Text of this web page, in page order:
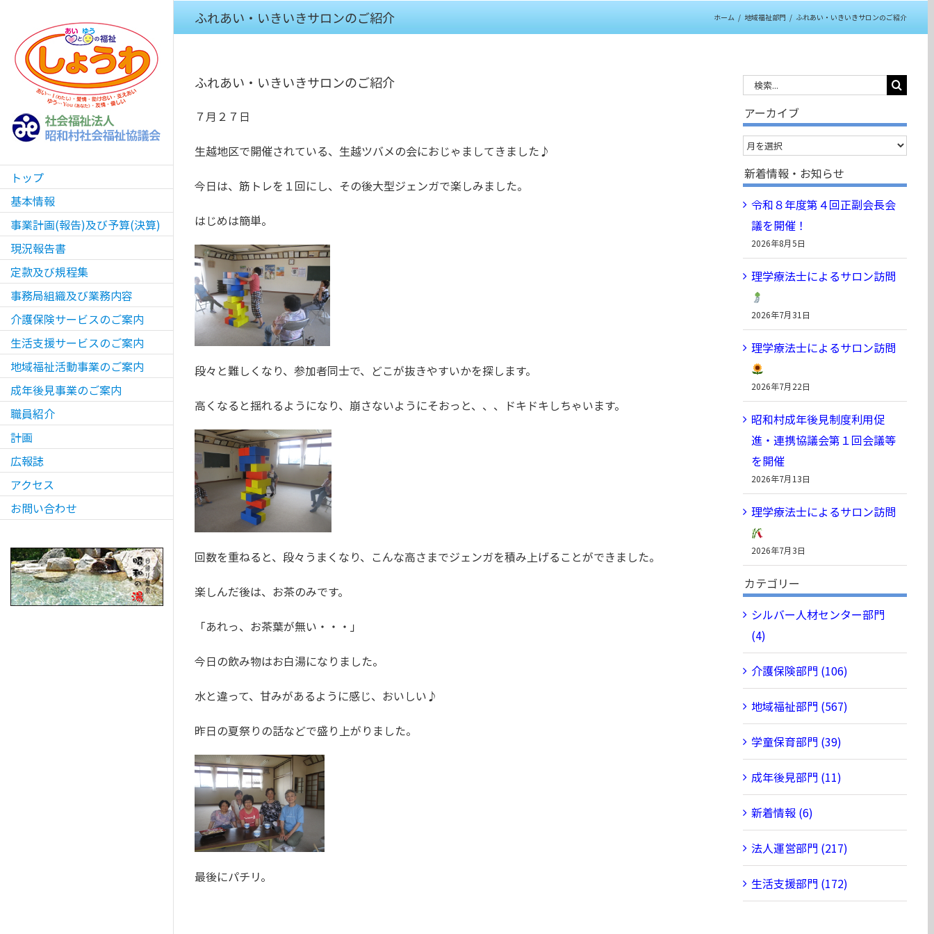
content
トップ
基本情報
事業計画(報告)及び予算(決算)
現況報告書
定款及び規程集
事務局組織及び業務内容
介護保険サービスのご案内
生活支援サービスのご案内
地域福祉活動事業のご案内
成年後見事業のご案内
職員紹介
計画
広報誌
アクセス
お問い合わせ
ふれあい・いきいきサロンのご紹介 ホーム / 地域福祉部門 / ふれあい・いきいきサロンのご紹介
ふれあい・いきいきサロンのご紹介
７月２７日
生越地区で開催されている、生越ツバメの会におじゃましてきました♪
今日は、筋トレを１回にし、その後大型ジェンガで楽しみました。
はじめは簡単。
段々と難しくなり、参加者同士で、どこが抜きやすいかを探します。
高くなると揺れるようになり、崩さないようにそおっと、、、ドキドキしちゃいます。
回数を重ねると、段々うまくなり、こんな高さまでジェンガを積み上げることができました。
楽しんだ後は、お茶のみです。
「あれっ、お茶葉が無い・・・」
今日の飲み物はお白湯になりました。
水と違って、甘みがあるように感じ、おいしい♪
昨日の夏祭りの話などで盛り上がりました。
最後にパチリ。
…
アーカイブ
ア
ー
カ
イ
ブ
新着情報・お知らせ
令和８年度第４回正副会長会
議を開催！
2026年8月5日
理学療法士によるサロン訪問
2026年7月31日
理学療法士によるサロン訪問
2026年7月22日
昭和村成年後見制度利用促
進・連携協議会第１回会議等
を開催
2026年7月13日
理学療法士によるサロン訪問
2026年7月3日
カテゴリー
シルバー人材センター部門
(4)
介護保険部門 (106)
地域福祉部門 (567)
学童保育部門 (39)
成年後見部門 (11)
新着情報 (6)
法人運営部門 (217)
生活支援部門 (172)